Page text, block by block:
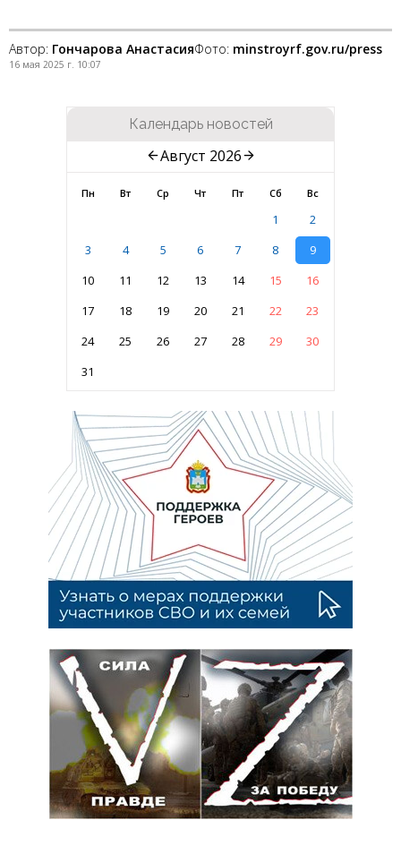
Автор: Гончарова АнастасияФото: minstroyrf.gov.ru/press
16 мая 2025 г. 10:07
Календарь новостей
Август 2026
Пн Вт Ср Чт Пт Сб Вс
1
2
3
4 5 6 7 8
9
10
11 12 13 14 15
16
17
18 19 20 21 22
23
24
25 26 27 28 29
30
31